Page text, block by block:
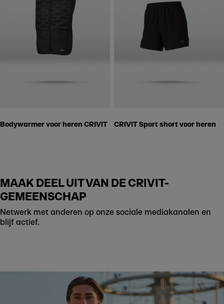
Bodywarmer voor heren CRIVIT CRIVIT Sport short voor heren
MAAK DEEL UIT VAN DE CRIVIT-
GEMEENSCHAP
Netwerk met anderen op onze sociale mediakanalen en
blijf actief.